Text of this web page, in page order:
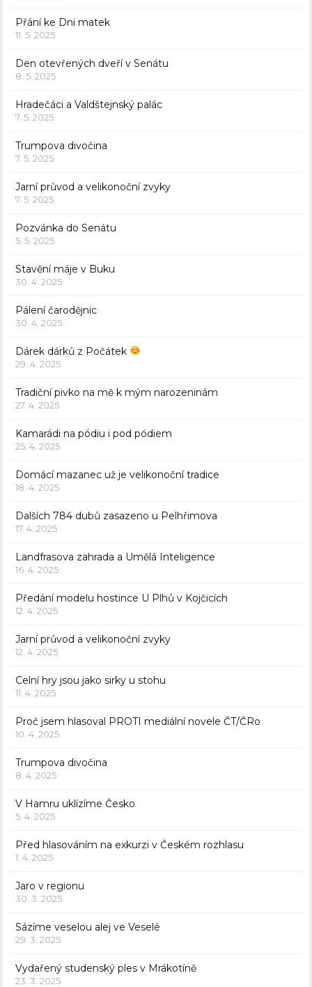
Přání ke Dni matek
11. 5. 2025
Den otevřených dveří v Senátu
8. 5. 2025
Hradečáci a Valdštejnský palác
7. 5. 2025
Trumpova divočina
7. 5. 2025
Jarní průvod a velikonoční zvyky
7. 5. 2025
Pozvánka do Senátu
5. 5. 2025
Stavění máje v Buku
30. 4. 2025
Pálení čarodějnic
30. 4. 2025
Dárek dárků z Počátek
29. 4. 2025
Tradiční pivko na mě k mým narozeninám
27. 4. 2025
Kamarádi na pódiu i pod pódiem
25. 4. 2025
Domácí mazanec už je velikonoční tradice
18. 4. 2025
Dalších 784 dubů zasazeno u Pelhřimova
17. 4. 2025
Landfrasova zahrada a Umělá Inteligence
16. 4. 2025
Předání modelu hostince U Plhů v Kojčicích
12. 4. 2025
Jarní průvod a velikonoční zvyky
12. 4. 2025
Celní hry jsou jako sirky u stohu
11. 4. 2025
Proč jsem hlasoval PROTI mediální novele ČT/ČRo
10. 4. 2025
Trumpova divočina
8. 4. 2025
V Hamru uklízíme Česko
5. 4. 2025
Před hlasováním na exkurzi v Českém rozhlasu
1. 4. 2025
Jaro v regionu
30. 3. 2025
Sázíme veselou alej ve Veselé
29. 3. 2025
Vydařený studenský ples v Mrákotíně
23. 3. 2025